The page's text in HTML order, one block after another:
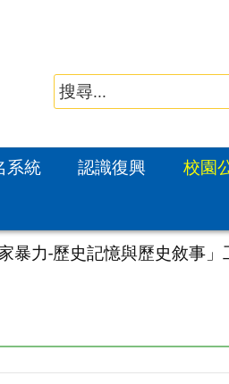
系統 認識復興 校園
暴力-歷史記憶與歷史敘事」